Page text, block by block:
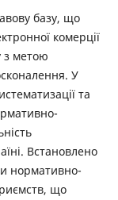
базу, що
комерції
з метою
У
та
Встановлено
нормативно-
що